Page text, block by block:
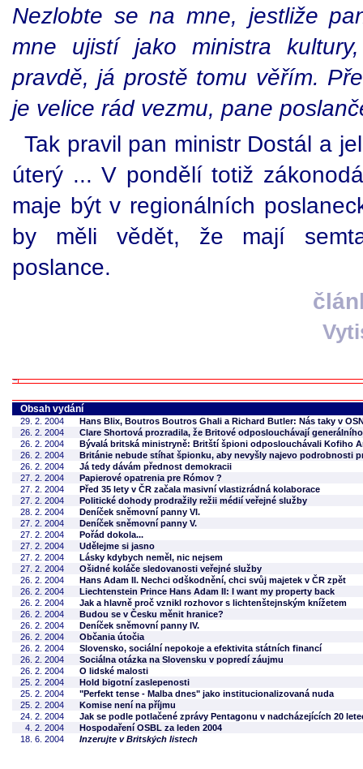
Nezlobte se na mne, jestliže
mne ujistí jako ministra
pravdě, já prostě tomu věřím.
je velice rád vezmu, pane
Tak pravil pan ministr Dostál a
úterý ... V pondělí totiž
maje být v regionálních
by měli vědět, že mají
poslance.
Obsah vydání
29. 2. 2004
Hans Blix, Boutros Boutros Ghali a Richard Butler: Nás taky v
26. 2. 2004
Clare Shortová prozradila, že Britové odposlouchávají
26. 2. 2004
Bývalá britská ministryně: Britští špioni odposlouchávali Kofiho
26. 2. 2004
Británie nebude stíhat špionku, aby nevyšly najevo podrobnosti
26. 2. 2004
Já tedy dávám přednost demokracii
27. 2. 2004
Papierové opatrenia pre Rómov ?
27. 2. 2004
Před 35 lety v ČR začala masivní vlastizrádná kolaborace
27. 2. 2004
Politické dohody prodražily režii médií veřejné služby
28. 2. 2004
Deníček sněmovní panny VI.
27. 2. 2004
Deníček sněmovní panny V.
27. 2. 2004
Pořád dokola...
27. 2. 2004
Udělejme si jasno
27. 2. 2004
Lásky kdybych neměl, nic nejsem
27. 2. 2004
Ošidné koláče sledovanosti veřejné služby
26. 2. 2004
Hans Adam II. Nechci odškodnění, chci svůj majetek v ČR zpět
26. 2. 2004
Liechtenstein Prince Hans Adam II: I want my property back
26. 2. 2004
Jak a hlavně proč vznikl rozhovor s lichtenštejnským knížetem
26. 2. 2004
Budou se v Česku měnit hranice?
26. 2. 2004
Deníček sněmovní panny IV.
26. 2. 2004
Občania útočia
26. 2. 2004
Slovensko, sociální nepokoje a efektivita státních financí
26. 2. 2004
Sociálna otázka na Slovensku v popredí záujmu
26. 2. 2004
O lidské malosti
25. 2. 2004
Hold bigotní zaslepenosti
25. 2. 2004
"Perfekt tense - Malba dnes" jako institucionalizovaná nuda
25. 2. 2004
Komise není na příjmu
24. 2. 2004
Jak se podle potlačené zprávy Pentagonu v nadcházejících 20
4. 2. 2004
Hospodaření OSBL za leden 2004
18. 6. 2004
Inzerujte v Britských listech